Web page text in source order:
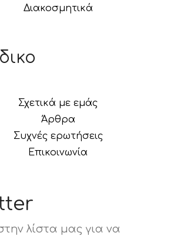
Διακοσμητικά
Σχετικά με εμάς
Άρθρα
Συχνές ερωτήσεις
Επικοινωνία
λίστα μας για να